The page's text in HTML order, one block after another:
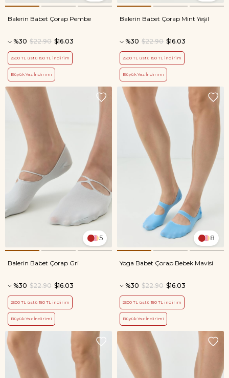
Balerin Babet Çorap Pembe
%30 $16.03
$22.90
2500 TL üstü 150 TL indirim
Büyük Yaz İndirimi
Balerin Babet Çorap Mint Yeşil
%30 $16.03
$22.90
2500 TL üstü 150 TL indirim
Büyük Yaz İndirimi
5
Balerin Babet Çorap Gri
%30 $16.03
$22.90
2500 TL üstü 150 TL indirim
Büyük Yaz İndirimi
8
Yoga Babet Çorap Bebek Mavisi
%30 $16.03
$22.90
2500 TL üstü 150 TL indirim
Büyük Yaz İndirimi